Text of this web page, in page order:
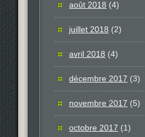
août 2018 (4)
juillet 2018 (2)
avril 2018 (4)
décembre 2017 (3)
novembre 2017 (5)
octobre 2017 (1)